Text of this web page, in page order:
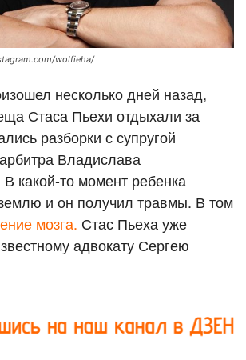
wolfieha/
несколько дней назад,
Стаса Пьехи отдыхали за
разборки с супругой
Владислава
какой-то момент ребенка
и он получил травмы. В том
мозга. Стас Пьеха уже
адвокату Сергею